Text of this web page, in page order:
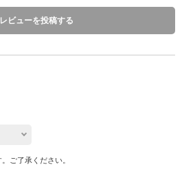
ビューを投稿する
ご了承ください。